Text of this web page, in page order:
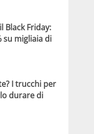
Black Friday:
su migliaia di
I trucchi per
durare di